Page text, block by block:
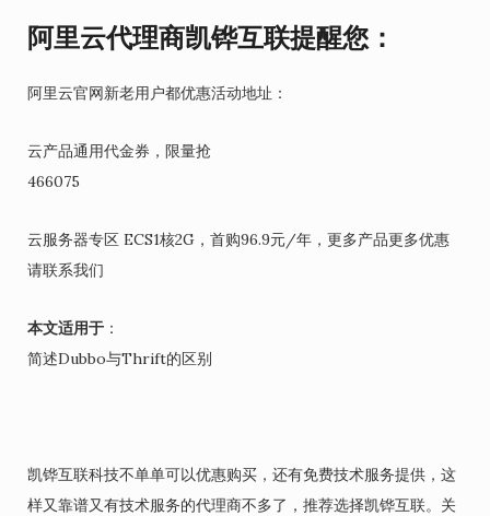
阿里云代理商凯铧互联提醒您：
阿里云官网新老用户都优惠活动地址：
云产品通用代金券，限量抢
466075
云服务器专区 ECS1核2G，首购96.9元/年，更多产品更多优惠
请联系我们
本文适用于 ：
简述Dubbo与Thrift的区别
凯铧互联科技不单单可以优惠购买，还有免费技术服务提供，这
样又靠谱又有技术服务的代理商不多了，推荐选择凯铧互联。关